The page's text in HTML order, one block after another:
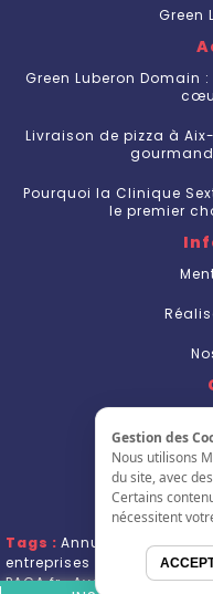
Gestion des
Nous utilisons
du site, avec
Certains
nécessitent
Green
Green Luberon
Livraison de pizza à
Pourquoi la Clinique
le premier
Tags : Annuaire
entreprises PACA
PACA.fr,Avaelys